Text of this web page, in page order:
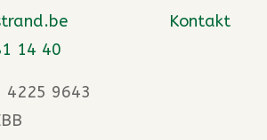
14 40
9643
Kontakt